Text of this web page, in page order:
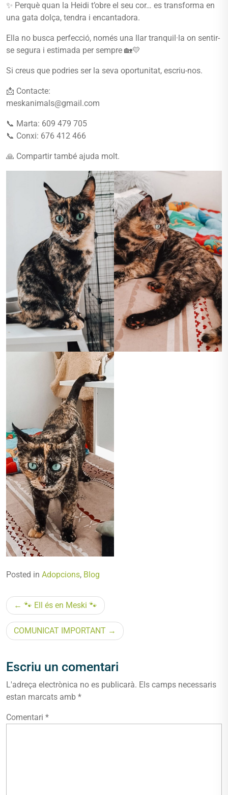
✨ Perquè quan la Heidi t’obre el seu cor… es transforma en
una gata dolça, tendra i encantadora.
Ella no busca perfecció, només una llar tranquil·la on sentir-
se segura i estimada per sempre 🏡💛
Si creus que podries ser la seva oportunitat, escriu-nos.
📩 Contacte:
meskanimals@gmail.com
📞 Marta: 609 479 705
📞 Conxi: 676 412 466
🙏 Compartir també ajuda molt.
Posted in Adopcions, Blog
Navegació
d'entrades
🐾 Ell és en Meski 🐾
COMUNICAT IMPORTANT
Escriu un comentari
L'adreça electrònica no es publicarà. Els camps necessaris
estan marcats amb *
Comentari *